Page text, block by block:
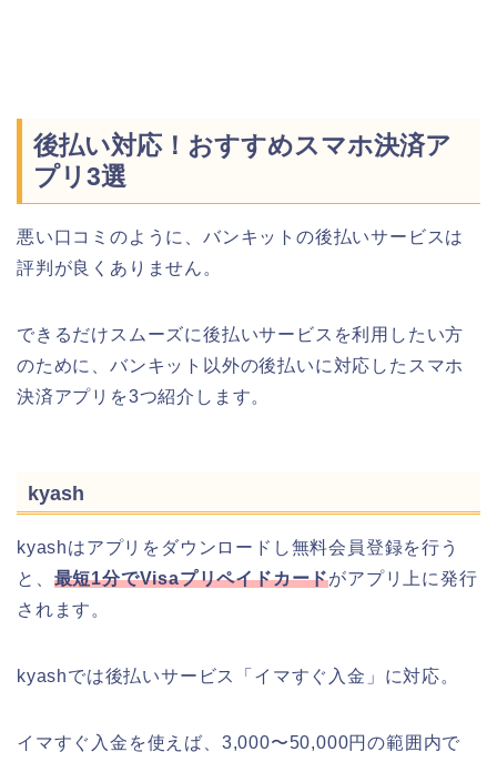
後払い対応！おすすめスマホ決済ア
プリ3選
悪い口コミのように、バンキットの後払いサービスは
評判が良くありません。
できるだけスムーズに後払いサービスを利用したい方
のために、バンキット以外の後払いに対応したスマホ
決済アプリを3つ紹介します。
kyash
kyashはアプリをダウンロードし無料会員登録を行う
と、 最短1分でVisaプリペイドカードがアプリ上に発行
されます。
kyashでは後払いサービス「イマすぐ入金」に対応。
イマすぐ入金を使えば、3,000〜50,000円の範囲内で